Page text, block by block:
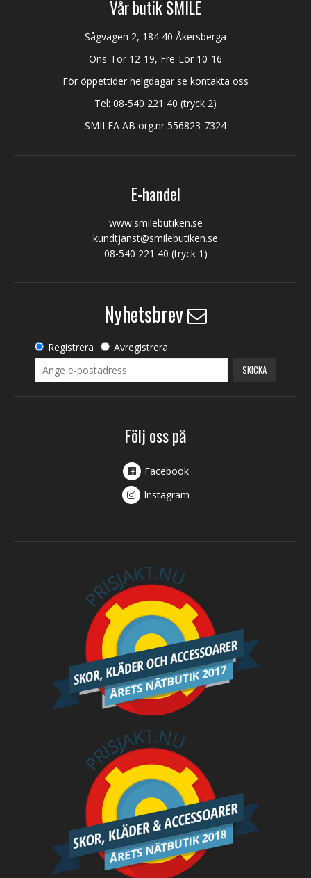
Vår butik SMILE
Sågvägen 2, 184 40 Åkersberga
Ons-Tor 12-19, Fre-Lör 10-16
För öppettider helgdagar se kontakta oss
Tel: 08-540 221 40 (tryck 2)
SMILEA AB org.nr 556823-7324
E-handel
www.smilebutiken.se
kundtjanst@smilebutiken.se
08-540 221 40 (tryck 1)
Nyhetsbrev
Registrera Avregistrera
SKICKA
Följ oss på
Facebook
Instagram